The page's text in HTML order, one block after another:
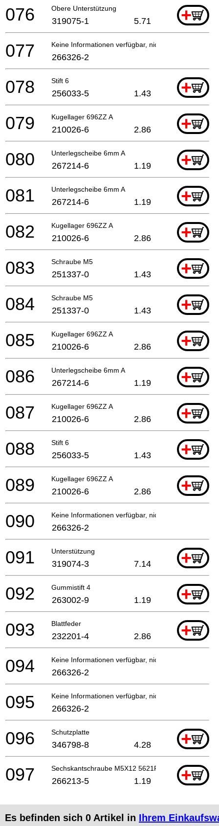
Obere Unterstützung +
076 319075-1 5.71
Keine Informationen verfügbar, nicht bestellbar
077 266326-2
Stift 6 +
078 256033-5 1.43
Kugellager 696ZZ A +
079 210026-6 2.86
Unterlegscheibe 6mm A +
080 267214-6 1.19
Unterlegscheibe 6mm A +
081 267214-6 1.19
Kugellager 696ZZ A +
082 210026-6 2.86
Schraube M5 +
083 251337-0 1.43
Schraube M5 +
084 251337-0 1.43
Kugellager 696ZZ A +
085 210026-6 2.86
Unterlegscheibe 6mm A +
086 267214-6 1.19
Kugellager 696ZZ A +
087 210026-6 2.86
Stift 6 +
088 256033-5 1.43
Kugellager 696ZZ A +
089 210026-6 2.86
Keine Informationen verfügbar, nicht bestellbar
090 266326-2
Unterstützung +
091 319074-3 7.14
Gummistift 4 +
092 263002-9 1.19
Blattfeder +
093 232201-4 2.86
Keine Informationen verfügbar, nicht bestellbar
094 266326-2
Keine Informationen verfügbar, nicht bestellbar
095 266326-2
Schutzplatte +
096 346798-8 4.28
Sechskantschraube M5X12 5621Rd * +
097 266213-5 1.19
Es befinden sich 0 Artikel in Ihrem